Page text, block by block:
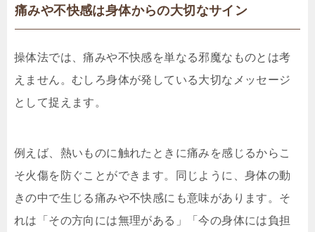
痛みや不快感は身体からの大切なサイン
操体法では、痛みや不快感を単なる邪魔なものとは考
えません。むしろ身体が発している大切なメッセージ
として捉えます。
例えば、熱いものに触れたときに痛みを感じるからこ
そ火傷を防ぐことができます。同じように、身体の動
きの中で生じる痛みや不快感にも意味があります。そ
れは「その方向には無理がある」「今の身体には負担